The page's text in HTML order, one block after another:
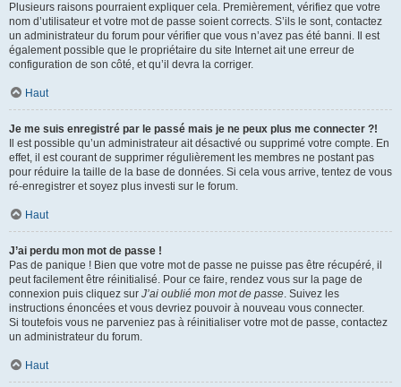
Plusieurs raisons pourraient expliquer cela. Premièrement, vérifiez que votre
nom d’utilisateur et votre mot de passe soient corrects. S’ils le sont, contactez
un administrateur du forum pour vérifier que vous n’avez pas été banni. Il est
également possible que le propriétaire du site Internet ait une erreur de
configuration de son côté, et qu’il devra la corriger.
Haut
Je me suis enregistré par le passé mais je ne peux plus me connecter ?!
Il est possible qu’un administrateur ait désactivé ou supprimé votre compte. En
effet, il est courant de supprimer régulièrement les membres ne postant pas
pour réduire la taille de la base de données. Si cela vous arrive, tentez de vous
ré-enregistrer et soyez plus investi sur le forum.
Haut
J’ai perdu mon mot de passe !
Pas de panique ! Bien que votre mot de passe ne puisse pas être récupéré, il
peut facilement être réinitialisé. Pour ce faire, rendez vous sur la page de
connexion puis cliquez sur J’ai oublié mon mot de passe. Suivez les
instructions énoncées et vous devriez pouvoir à nouveau vous connecter.
Si toutefois vous ne parveniez pas à réinitialiser votre mot de passe, contactez
un administrateur du forum.
Haut